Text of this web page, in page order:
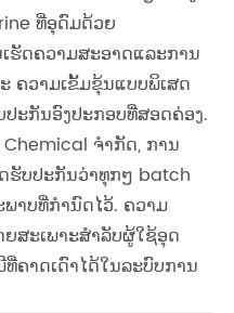
ທີ່ອຸດົມດ້ວຍ
ຮັດຄວາມສະອາດແລະການ
ຄວາມເຂັ້ມຂຸ້ນແບບພິເສດ
ະກັນອົງປະກອບທີ່ສອດຄ່ອງ.
ຈໍາກັດ, ການ
ຮັບປະກັນວ່າທຸກໆ batch
າບທີ່ກໍານົດໄວ້. ຄວາມ
ສະເພາະສໍາລັບຜູ້ໃຊ້ອຸດ
ຄາດເດົາໄດ້ໃນລະບົບການ